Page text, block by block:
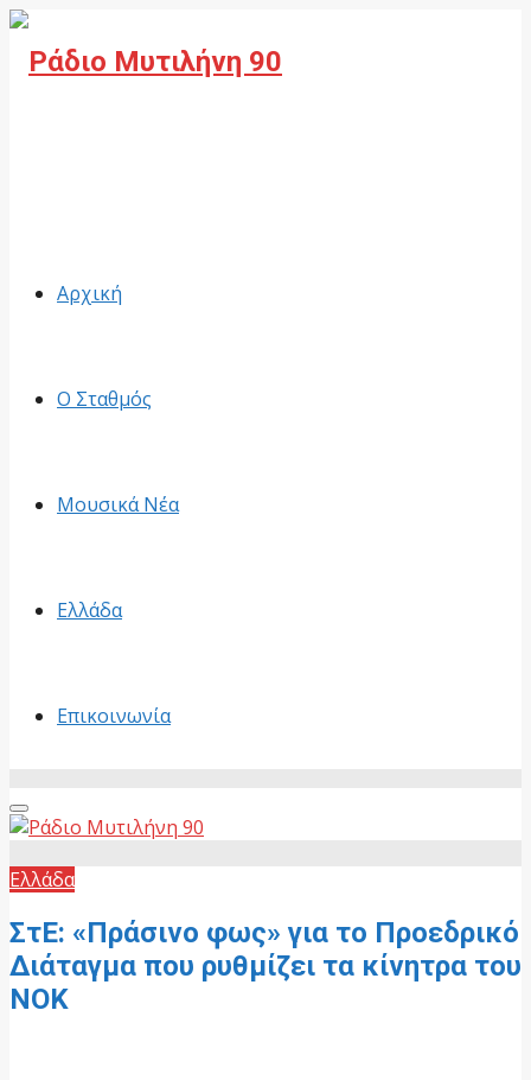
Αρχική
Ο Σταθμός
Μουσικά Νέα
Ελλάδα
Επικοινωνία
Primary
Menu
Ελλάδα
ΣτΕ: «Πράσινο φως» για το Προεδρικό
Διάταγμα που ρυθμίζει τα κίνητρα του
ΝΟΚ